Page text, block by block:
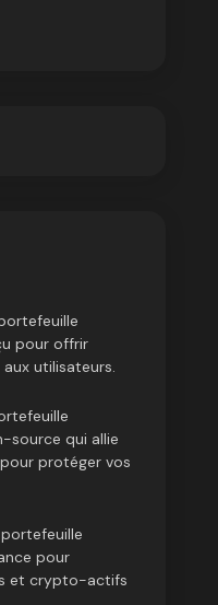
pour offrir
utilisateurs.
source qui allie
protéger vos
pour
et crypto-actifs